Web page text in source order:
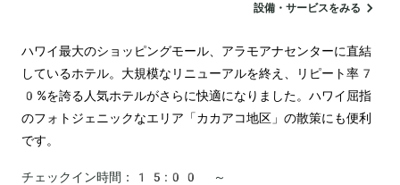
設備・サービスをみる
ハワイ最大のショッピングモール、アラモアナセンターに直結
しているホテル。大規模なリニューアルを終え、リピート率7
0%を誇る人気ホテルがさらに快適になりました。ハワイ屈指
のフォトジェニックなエリア「カカアコ地区」の散策にも便利
チェックイン時間：
15:00 ～